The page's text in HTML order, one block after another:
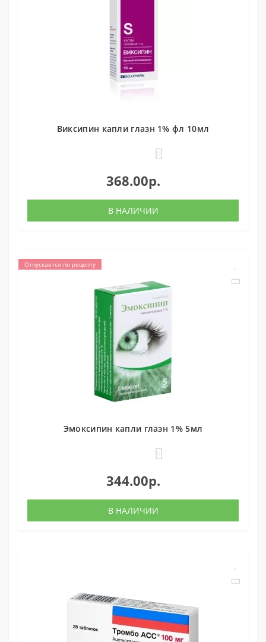
Виксипин капли глазн 1% фл 10мл
368.00р.
В НАЛИЧИИ
Отпускается по рецепту
Эмоксипин капли глазн 1% 5мл
344.00р.
В НАЛИЧИИ